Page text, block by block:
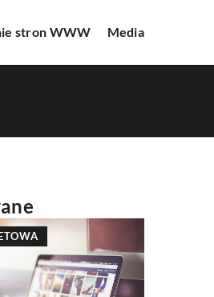
stron WWW Media